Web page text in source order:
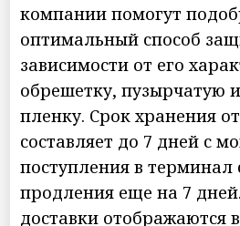
компании помогут
оптимальный способ
зависимости от его
обрешетку, пузырчатую
пленку. Срок хранения
составляет до 7 дней с
поступления в терминал
продления еще на 7
доставки отображаются